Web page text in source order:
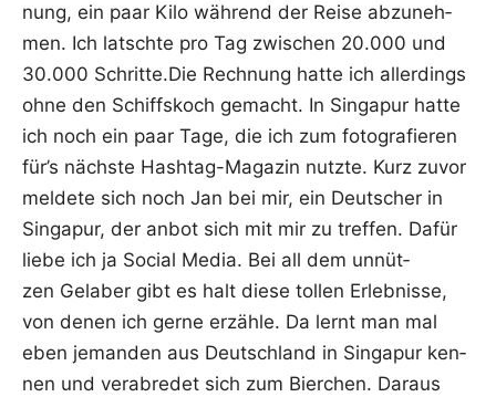
nung, ein paar Kilo wäh­rend der Rei­se abzu­neh­
men. Ich latsch­te pro Tag zwi­schen 20.000 und
30.000 Schritte.Die Rech­nung hat­te ich aller­dings
ohne den Schiffs­koch gemacht. In Sin­ga­pur hat­te
ich noch ein paar Tage, die ich zum foto­gra­fie­ren
für’s nächs­te Hash­tag-Maga­zin nutz­te. Kurz zuvor
mel­de­te sich noch Jan bei mir, ein Deut­scher in
Sin­ga­pur, der anbot sich mit mir zu tref­fen. Dafür
lie­be ich ja Social Media. Bei all dem unnüt­
zen Gela­ber gibt es halt die­se tol­len Erleb­nis­se,
von denen ich ger­ne erzäh­le. Da lernt man mal
eben jeman­den aus Deutsch­land in Sin­ga­pur ken­
nen und ver­ab­re­det sich zum Bier­chen. Dar­aus